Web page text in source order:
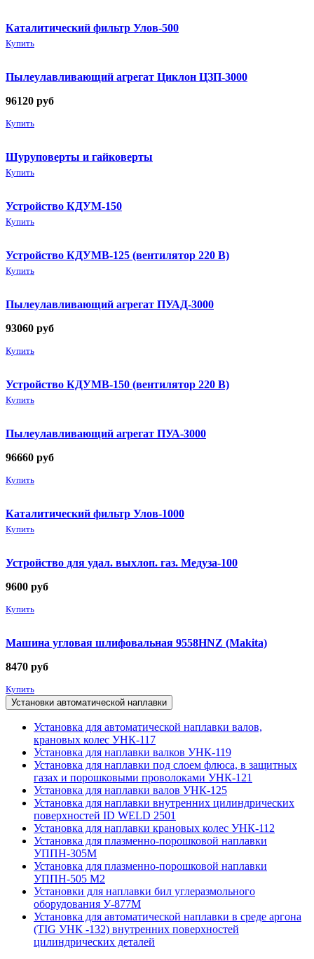
Каталитический фильтр Улов-500
Купить
Пылеулавливающий агрегат Циклон ЦЗП-3000
96120 руб
Купить
Шуруповерты и гайковерты
Купить
Устройство КДУМ-150
Купить
Устройство КДУМВ-125 (вентилятор 220 В)
Купить
Пылеулавливающий агрегат ПУАД-3000
93060 руб
Купить
Устройство КДУМВ-150 (вентилятор 220 В)
Купить
Пылеулавливающий агрегат ПУА-3000
96660 руб
Купить
Каталитический фильтр Улов-1000
Купить
Устройство для удал. выхлоп. газ. Медуза-100
9600 руб
Купить
Машина угловая шлифовальная 9558HNZ (Makita)
8470 руб
Купить
Установки автоматической наплавки
Установка для автоматической наплавки валов,
крановых колес УНК-117
Установка для наплавки валков УНК-119
Установка для наплавки под слоем флюса, в защитных
газах и порошковыми проволоками УНК-121
Установка для наплавки валов УНК-125
Установка для наплавки внутренних цилиндрических
поверхностей ID WELD 2501
Установка для наплавки крановых колес УНК-112
Установка для плазменно-порошковой наплавки
УППН-305М
Установка для плазменно-порошковой наплавки
УППН-505 М2
Установки для наплавки бил углеразмольного
оборудования У-877М
Установка для автоматической наплавки в среде аргона
(TIG УНК -132) внутренних поверхностей
цилиндрических деталей